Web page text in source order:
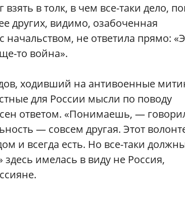
в толк, в чем все-таки дело,
других, видимо, озабоченная
не ответила прямо:
то война».
ходивший на антивоенные
для России мысли по поводу
ответом. «Понимаешь, —
— совсем другая. Этот
и всегда есть. Но все-таки
имелась в виду не Россия,